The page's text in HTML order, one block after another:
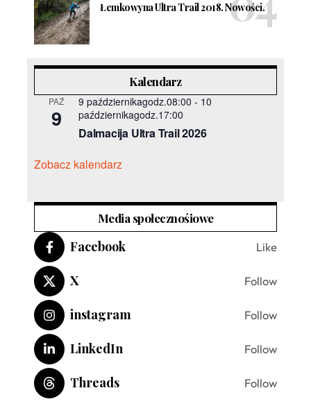
Łemkowyna Ultra Trail 2018. Nowości.
Kalendarz
PAŹ
9
9 październikagodz.08:00 - 10
październikagodz.17:00
Dalmacija Ultra Trail 2026
Zobacz kalendarz
Media społecznośiowe
Facebook Like
X Follow
instagram Follow
LinkedIn Follow
Threads Follow